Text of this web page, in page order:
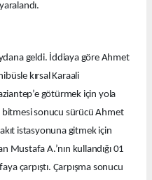
geldi. İddiaya göre Ahmet
kırsal Karaali
götürmek için yola
bitmesi sonucu sürücü Ahmet
istasyonuna gitmek için
Mustafa A.’nın kullandığı 01
çarpıştı. Çarpışma sonucu